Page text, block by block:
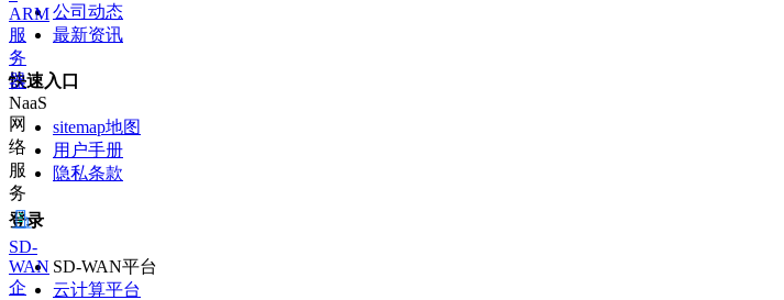
ARM
服
务
器
NaaS
网
络
服
务
SD-
WAN
企
公司动态
最新资讯
快速入口
sitemap地图
用户手册
隐私条款
登录
SD-WAN平台
云计算平台